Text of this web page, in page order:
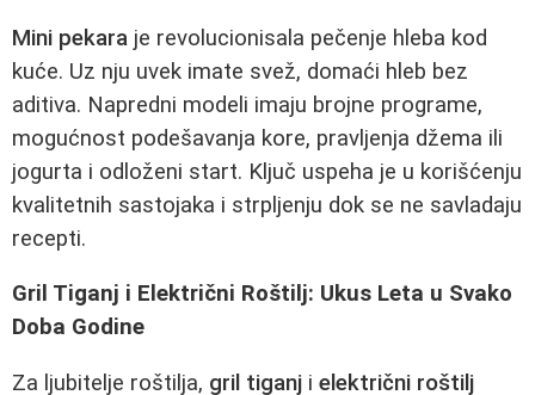
Mini pekara je revolucionisala pečenje hleba kod
kuće. Uz nju uvek imate svež, domaći hleb bez
aditiva. Napredni modeli imaju brojne programe,
mogućnost podešavanja kore, pravljenja džema ili
jogurta i odloženi start. Ključ uspeha je u korišćenju
kvalitetnih sastojaka i strpljenju dok se ne savladaju
recepti.
Gril Tiganj i Električni Roštilj: Ukus Leta u Svako
Doba Godine
Za ljubitelje roštilja, gril tiganj i električni roštilj